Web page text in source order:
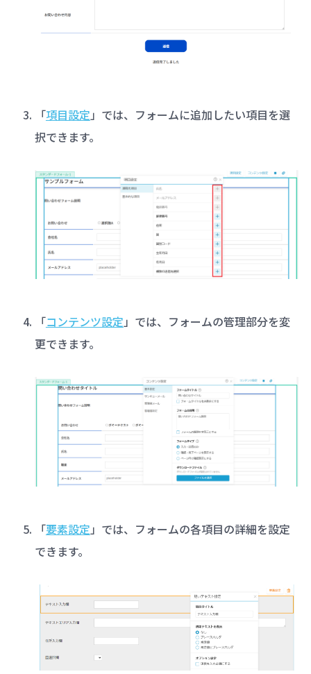
「項目設定」では、フォームに追加したい項目を選
択できます。
「コンテンツ設定」では、フォームの管理部分を変
更できます。
「要素設定」では、フォームの各項目の詳細を設定
できます。